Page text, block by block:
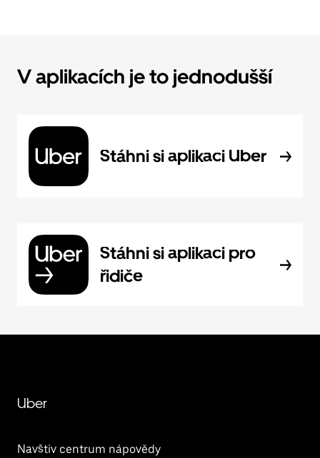
V aplikacích je to jednodušší
Stáhni si aplikaci Uber
Stáhni si aplikaci pro
řidiče
Uber
Navštiv centrum nápovědy